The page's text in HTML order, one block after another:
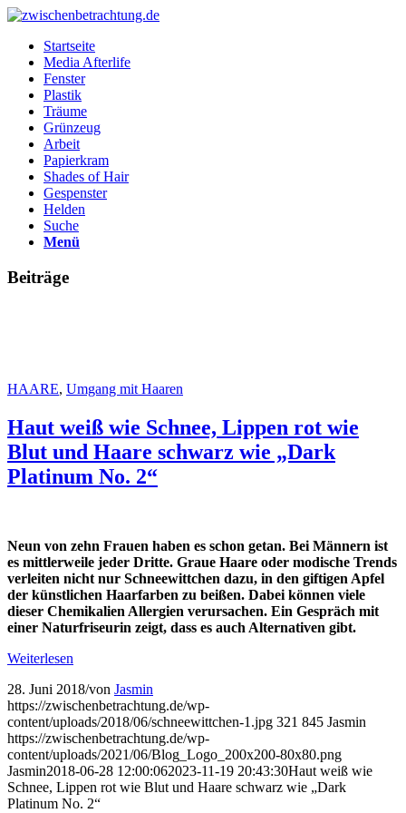
Startseite
Media Afterlife
Fenster
Plastik
Träume
Grünzeug
Arbeit
Papierkram
Shades of Hair
Gespenster
Helden
Suche
Menü
Beiträge
HAARE, Umgang mit Haaren
Haut weiß wie Schnee, Lippen rot wie
Blut und Haare schwarz wie „Dark
Platinum No. 2“
Neun von zehn Frauen haben es schon getan. Bei Männern ist
es mittlerweile jeder Dritte. Graue Haare oder modische Trends
verleiten nicht nur Schneewittchen dazu, in den giftigen Apfel
der künstlichen Haarfarben zu beißen. Dabei können viele
dieser Chemikalien Allergien verursachen. Ein Gespräch mit
einer Naturfriseurin zeigt, dass es auch Alternativen gibt.
Weiterlesen
28. Juni 2018/von Jasmin
https://zwischenbetrachtung.de/wp-
content/uploads/2018/06/schneewittchen-1.jpg 321 845 Jasmin
https://zwischenbetrachtung.de/wp-
content/uploads/2021/06/Blog_Logo_200x200-80x80.png
Jasmin2018-06-28 12:00:062023-11-19 20:43:30Haut weiß wie
Schnee, Lippen rot wie Blut und Haare schwarz wie „Dark
Platinum No. 2“